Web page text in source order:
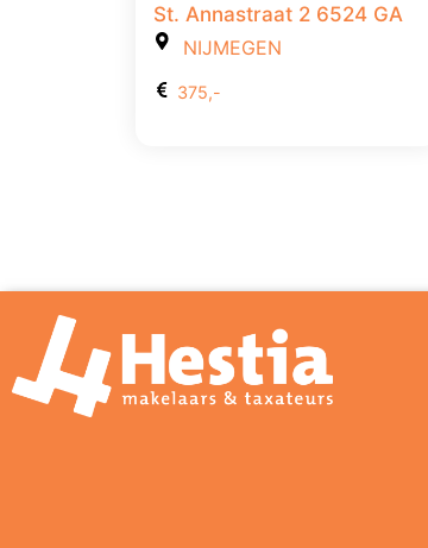
St. Annastraat 2 6524 GA
NIJMEGEN
375,-